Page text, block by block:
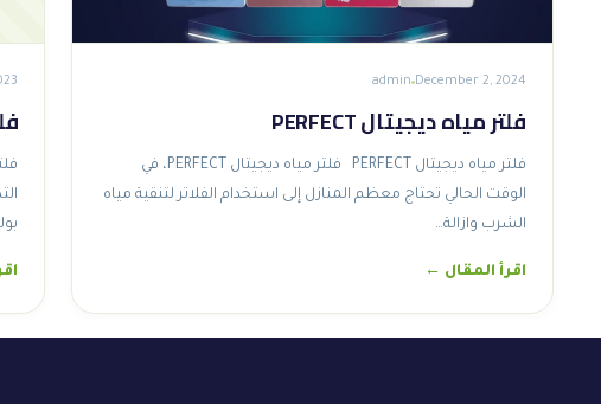
December 2, 2024
admin
فلتر مياه ديجيتال PERFECT
فلتر مياه ديجيتال PERFECT فلتر مياه ديجيتال PERFECT، في
الوقت الحالي تحتاج معظم المنازل إلى استخدام الفلاتر لتنقية مياه
الشرب وازالة…
اقرأ المقال ←
فلتر